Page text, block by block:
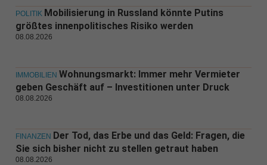
POLITIK Mobilisierung in Russland könnte Putins
größtes innenpolitisches Risiko werden
08.08.2026
IMMOBILIEN Wohnungsmarkt: Immer mehr Vermieter
geben Geschäft auf – Investitionen unter Druck
08.08.2026
FINANZEN Der Tod, das Erbe und das Geld: Fragen, die
Sie sich bisher nicht zu stellen getraut haben
08.08.2026